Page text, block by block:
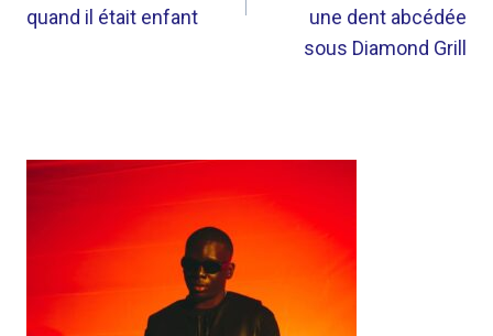
quand il était enfant
une dent abcédée
sous Diamond Grill